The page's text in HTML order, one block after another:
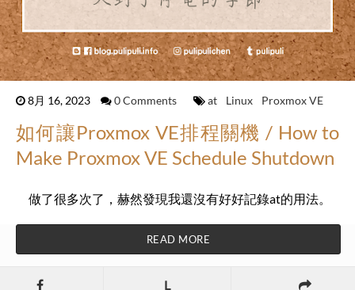
8月 16, 2023 0 Comments at Linux Proxmox VE
如何讓Proxmox VE排程關機 / How to
Make Proxmox VE Schedule Shutdown
做了很多次了，赫然發現我還沒有好好記錄at的用法。
READ MORE
L